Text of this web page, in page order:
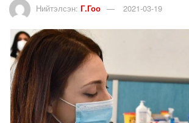
Нийтэлсэн: Г.Гоо 2021-03-19